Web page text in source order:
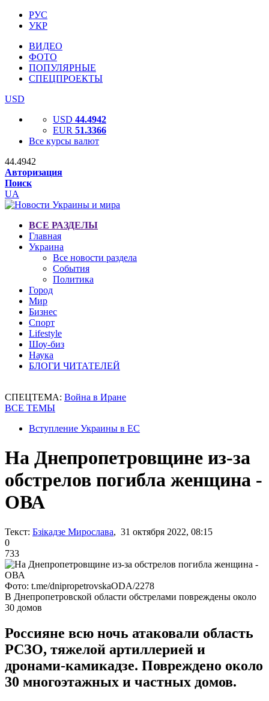
РУС
УКР
ВИДЕО
ФОТО
ПОПУЛЯРНЫЕ
СПЕЦПРОЕКТЫ
USD
USD 44.4942
EUR 51.3366
Все курсы валют
44.4942
Авторизация
Поиск
UA
ВСЕ РАЗДЕЛЫ
Главная
Украина
Все новости раздела
События
Политика
Город
Мир
Бизнес
Спорт
Lifestyle
Шоу-биз
Наука
БЛОГИ ЧИТАТЕЛЕЙ
СПЕЦТЕМА: Война в Иране
ВСЕ ТЕМЫ
Вступление Украины в ЕС
На Днепропетровщине из-за
обстрелов погибла женщина -
ОВА
Текст: Бзікадзе Мирослава, 31 октября 2022, 08:15
0
733
Фото: t.me/dnipropetrovskaODA/2278
В Днепропетровской области обстрелами повреждены около
30 домов
Россияне всю ночь атаковали область
РСЗО, тяжелой артиллерией и
дронами-камикадзе. Повреждено около
30 многоэтажных и частных домов.